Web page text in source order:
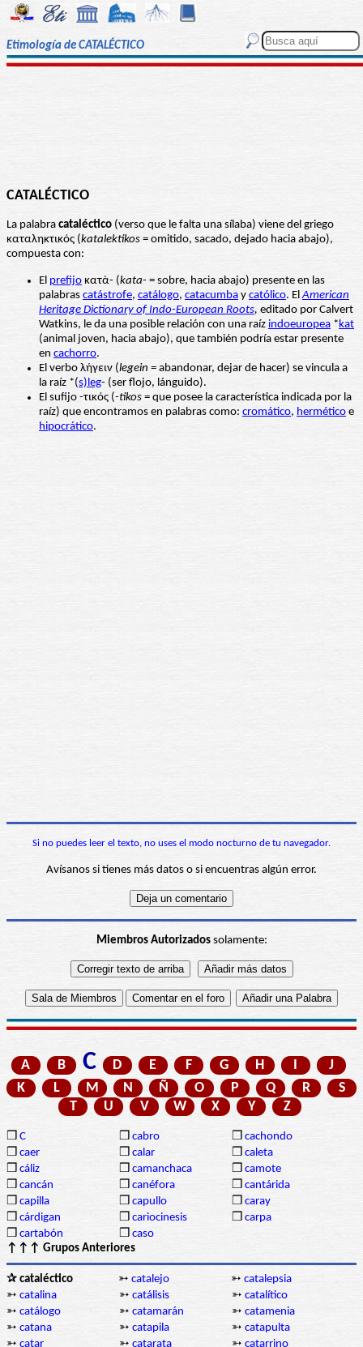
Etimología de CATALÉCTICO
CATALÉCTICO
La palabra cataléctico (verso que le falta una sílaba) viene del griego
καταληκτικός (katalektikos = omitido, sacado, dejado hacia abajo),
compuesta con:
El prefijo κατὰ- (kata- = sobre, hacia abajo) presente en las
palabras catástrofe, catálogo, catacumba y católico. ElAmerican
Heritage Dictionary of Indo-European Roots, editado por Calvert
Watkins, le da una posible relación con una raíz indoeuropea *kat
(animal joven, hacia abajo), que también podría estar presente
en cachorro.
El verbo λήγειν (legein = abandonar, dejar de hacer) se vincula a
la raíz *(s)leg- (ser flojo, lánguido).
El sufijo -τικός (-tikos = que posee la característica indicada por la
raíz) que encontramos en palabras como: cromático, hermético e
hipocrático.
Si no puedes leer el texto, no uses el modo nocturno de tu navegador.
Avísanos si tienes más datos o si encuentras algún error.
Miembros Autorizadossolamente:
A B C D E F G H I
J
K
L M N Ñ O P Q R
S
T
U V W X Y Z
❒ C ❒ cabro ❒ cachondo
❒ caer ❒ calar ❒ caleta
❒ cáliz ❒ camanchaca ❒ camote
❒ cancán ❒ canéfora ❒ cantárida
❒ capilla ❒ capullo ❒ caray
❒ cárdigan ❒ cariocinesis ❒ carpa
❒ cartabón ❒ caso
↑↑↑ Grupos Anteriores
✰ cataléctico ➳ catalejo ➳ catalepsia
➳ catalina ➳ catálisis ➳ catalítico
➳ catálogo ➳ catamarán ➳ catamenia
➳ catana ➳ catapila ➳ catapulta
➳ catar ➳ catarata ➳ catarrino